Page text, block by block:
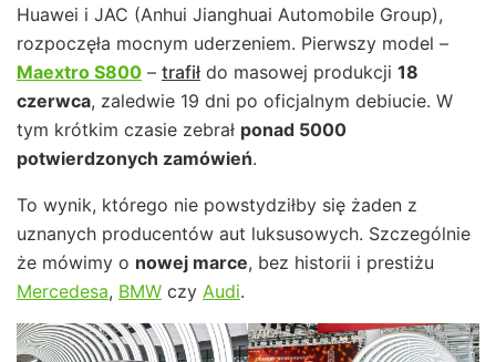
Huawei i JAC (Anhui Jianghuai Automobile Group),
rozpoczęła mocnym uderzeniem. Pierwszy model –
Maextro S800 – trafił do masowej produkcji 18
czerwca, zaledwie 19 dni po oficjalnym debiucie. W
tym krótkim czasie zebrał ponad 5000
potwierdzonych zamówień.
To wynik, którego nie powstydziłby się żaden z
uznanych producentów aut luksusowych. Szczególnie
że mówimy o nowej marce, bez historii i prestiżu
Mercedesa, BMW czy Audi.